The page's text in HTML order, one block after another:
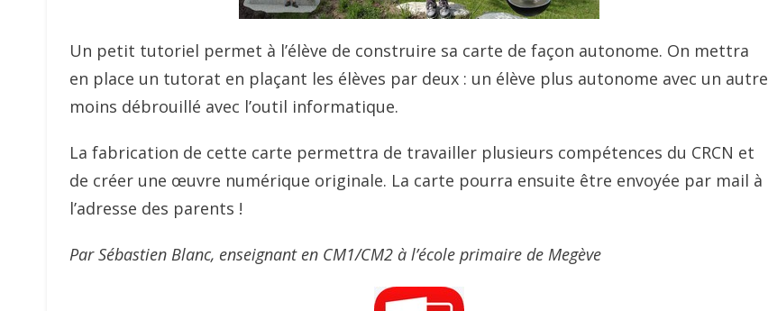
Un petit tutoriel permet à l’élève de construire sa carte de façon autonome. On mettra
en place un tutorat en plaçant les élèves par deux : un élève plus autonome avec un autre
moins débrouillé avec l’outil informatique.
La fabrication de cette carte permettra de travailler plusieurs compétences du CRCN et
de créer une œuvre numérique originale. La carte pourra ensuite être envoyée par mail à
l’adresse des parents !
Par Sébastien Blanc, enseignant en CM1/CM2 à l’école primaire de Megève